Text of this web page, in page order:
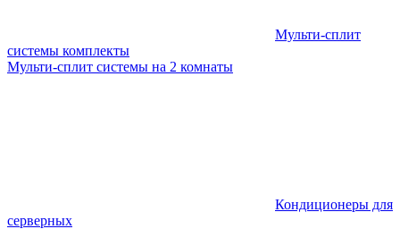
Мульти-сплит
системы комплекты
Мульти-сплит системы на 2 комнаты
Кондиционеры для
серверных